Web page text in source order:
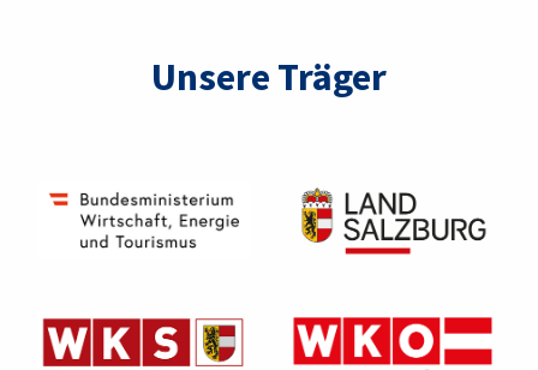
Unsere Träger